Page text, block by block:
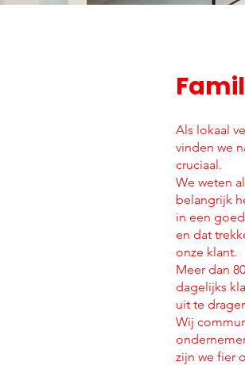
Als lokaal
vinden we
cruciaal.
We weten
belangrijk
in een
en dat
onze klant.
Meer dan
dagelijks
uit te
Wij
zijn we fier